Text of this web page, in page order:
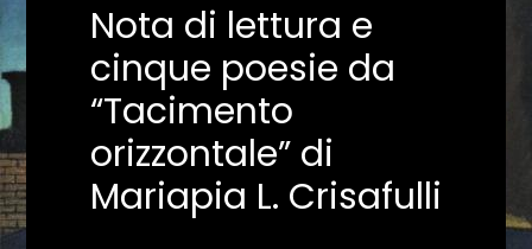
Nota di lettura e
cinque poesie da
“Tacimento
orizzontale” di
Mariapia L. Crisafulli